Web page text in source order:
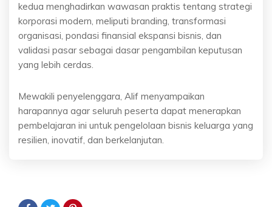
kedua menghadirkan wawasan praktis tentang strategi
korporasi modern, meliputi branding, transformasi
organisasi, pondasi finansial ekspansi bisnis, dan
validasi pasar sebagai dasar pengambilan keputusan
yang lebih cerdas.
Mewakili penyelenggara, Alif menyampaikan
harapannya agar seluruh peserta dapat menerapkan
pembelajaran ini untuk pengelolaan bisnis keluarga yang
resilien, inovatif, dan berkelanjutan.